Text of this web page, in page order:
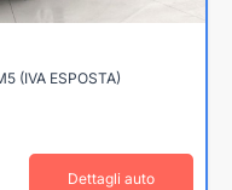
(IVA ESPOSTA)
Dettagli auto